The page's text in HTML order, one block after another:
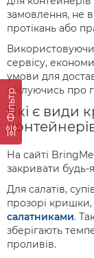
Фільтр
замовлення, не
протікань або
сервісу,
умови для
піклуючись про
Які є види
На сайті
закривати будь-
Для салатів,
прозорі кришки,
салатниками.
зберігають
проливів.